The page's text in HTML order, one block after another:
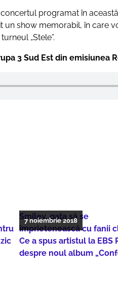
programat în
un show memorabil, în care
„Stele”.
3 Sud Est din emisiunea
Smiley, gata să se
împrietenească cu fanii
Ce a spus artistul la EBS
despre noul album
7 noiembrie 2018